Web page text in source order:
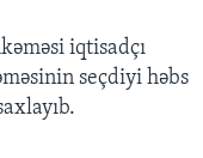
iqtisadçı
seçdiyi həbs